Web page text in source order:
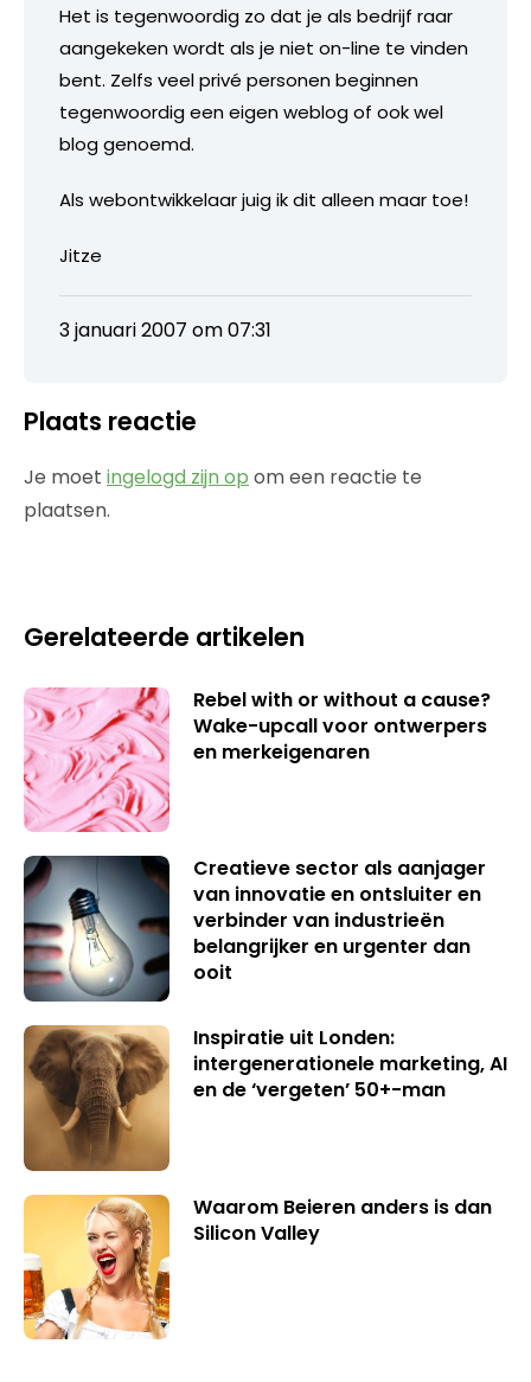
Het is tegenwoordig zo dat je als bedrijf raar
aangekeken wordt als je niet on-line te vinden
bent. Zelfs veel privé personen beginnen
tegenwoordig een eigen weblog of ook wel
blog genoemd.
Als webontwikkelaar juig ik dit alleen maar toe!
Jitze
3 januari 2007 om 07:31
Plaats reactie
Je moet ingelogd zijn op om een reactie te
plaatsen.
Gerelateerde artikelen
Rebel with or without a cause?
Wake-upcall voor ontwerpers
en merkeigenaren
Creatieve sector als aanjager
van innovatie en ontsluiter en
verbinder van industrieën
belangrijker en urgenter dan
ooit
Inspiratie uit Londen:
intergenerationele marketing, AI
en de ‘vergeten’ 50+-man
Waarom Beieren anders is dan
Silicon Valley